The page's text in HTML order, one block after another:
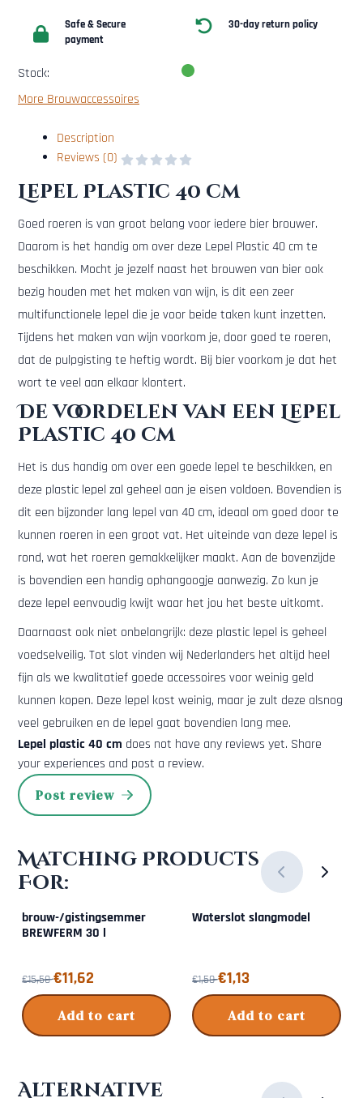
Safe & Secure
payment
30-day return policy
Stock:
More Brouwaccessoires
Description
Reviews (0)
Lepel Plastic 40 cm
Goed roeren is van groot belang voor iedere bier brouwer.
Daarom is het handig om over deze Lepel Plastic 40 cm te
beschikken. Mocht je jezelf naast het brouwen van bier ook
bezig houden met het maken van wijn, is dit een zeer
multifunctionele lepel die je voor beide taken kunt inzetten.
Tijdens het maken van wijn voorkom je, door goed te roeren,
dat de pulpgisting te heftig wordt. Bij bier voorkom je dat het
wort te veel aan elkaar klontert.
De voordelen van een Lepel
Plastic 40 cm
Het is dus handig om over een goede lepel te beschikken, en
deze plastic lepel zal geheel aan je eisen voldoen. Bovendien is
dit een bijzonder lang lepel van 40 cm, ideaal om goed door te
kunnen roeren in een groot vat. Het uiteinde van deze lepel is
rond, wat het roeren gemakkelijker maakt. Aan de bovenzijde
is bovendien een handig ophangoogje aanwezig. Zo kun je
deze lepel eenvoudig kwijt waar het jou het beste uitkomt.
Daarnaast ook niet onbelangrijk: deze plastic lepel is geheel
voedselveilig. Tot slot vinden wij Nederlanders het altijd heel
fijn als we kwalitatief goede accessoires voor weinig geld
kunnen kopen. Deze lepel kost weinig, maar je zult deze alsnog
veel gebruiken en de lepel gaat bovendien lang mee.
Lepel plastic 40 cm does not have any reviews yet. Share
your experiences and post a review.
Post review
Matching Products
For:
brouw-/gistingsemmer
BREWFERM 30 l
From 15,50 for 11,62
€15,50€11,62
Add to cart
Waterslot slangmodel
From 1,50 for 1,13
€1,50€1,13
Add to cart
Alternative